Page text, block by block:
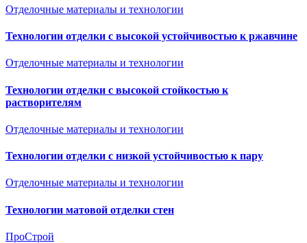
Отделочные материалы и технологии
Технологии отделки с высокой устойчивостью к ржавчине
Отделочные материалы и технологии
Технологии отделки с высокой стойкостью к
растворителям
Отделочные материалы и технологии
Технологии отделки с низкой устойчивостью к пару
Отделочные материалы и технологии
Технологии матовой отделки стен
ПроСтрой